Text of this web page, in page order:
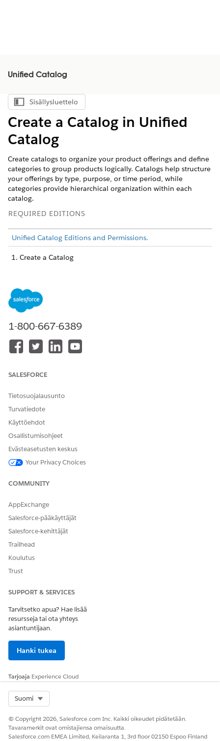
Unified Catalog
Näytä sisällysluettelo
Sisällysluettelo
Create a Catalog in Unified
Catalog
Create catalogs to organize your product offerings and define
categories to group products logically. Catalogs help structure
your offerings by type, purpose, or time period, while
categories provide hierarchical organization within each
catalog.
REQUIRED EDITIONS
Unified Catalog Editions and Permissions.
Create a Catalog
Under Information, enter a name and description for
the catalog.
Set the start and end dates.
Save your changes.
Create a Catalog Category
Catalog
Enter a name, and select a parent category, if
applicable.
Assign an existing catalog.
Select whether to show the category in the menu.
Save your changes.
Anna palautetta, jotta voimme kehittyä!
1-800-667-6389
SALESFORCE
Tietosuojalausunto
Turvatiedote
Käyttöehdot
Osallistumisohjeet
Evästeasetusten keskus
Your Privacy Choices
COMMUNITY
AppExchange
Salesforce-pääkäyttäjät
Salesforce-kehittäjät
Trailhead
Koulutus
Trust
SUPPORT & SERVICES
Tarvitsetko apua? Hae lisää
resursseja tai ota yhteys
asiantuntijaan.
Hanki tukea
Tarjoaja Experience Cloud
Suomi
© Copyright 2026, Salesforce.com Inc. Kaikki oikeudet pidätetään.
Tavaramerkit ovat omistajiensa omaisuutta.
Salesforce.com EMEA Limited, Keilaranta 1, 3rd floor 02150 Espoo Finland